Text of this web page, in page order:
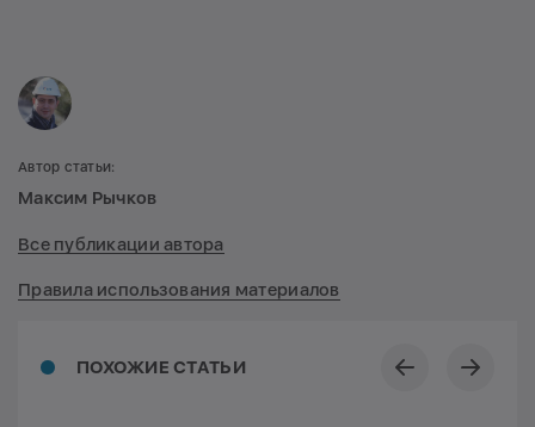
ПОХОЖИЕ СТАТЬИ
Автор статьи:
Максим Рычков
Все публикации автора
Правила использования материалов